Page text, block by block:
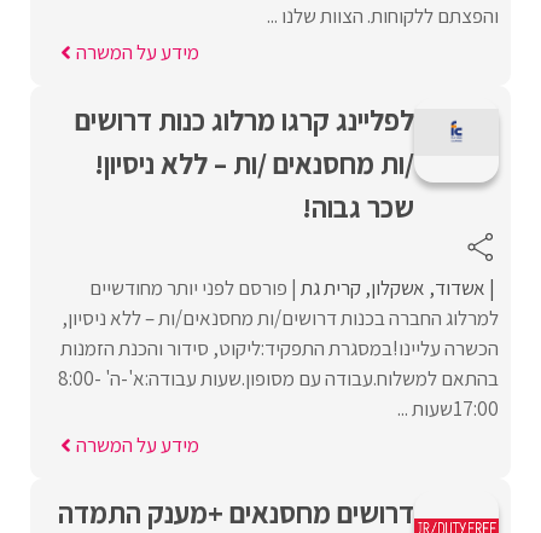
והפצתם ללקוחות. הצוות שלנו ...
מידע על המשרה
לפליינג קרגו מרלוג כנות דרושים
/ות מחסנאים /ות – ללא ניסיון!
שכר גבוה!
אשדוד אשקלון קרית גת פורסם לפני יותר מחודשיים
למרלוג החברה בכנות דרושים/ות מחסנאים/ות – ללא ניסיון,
הכשרה עליינו!במסגרת התפקיד:ליקוט, סידור והכנת הזמנות
בהתאם למשלוח.עבודה עם מסופון.שעות עבודה:א'-ה' 8:00-
17:00שעות ...
מידע על המשרה
דרושים מחסנאים +מענק התמדה